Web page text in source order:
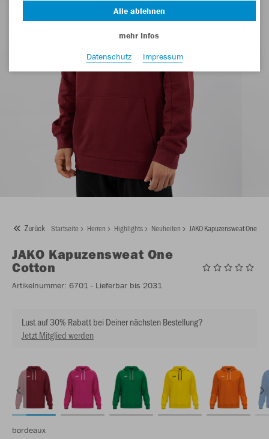
Zurück Startseite Herren Highlights Neuheiten JAKO Kapuzensweat One
JAKO Kapuzensweat One
Cotton
Artikelnummer: 6701 - Lieferbar bis 2031
Lust auf 30% Rabatt bei Deiner nächsten Bestellung?
Jetzt Mitglied werden
bordeaux
Alle ablehnen
mehr Infos
Datenschutz
Impressum